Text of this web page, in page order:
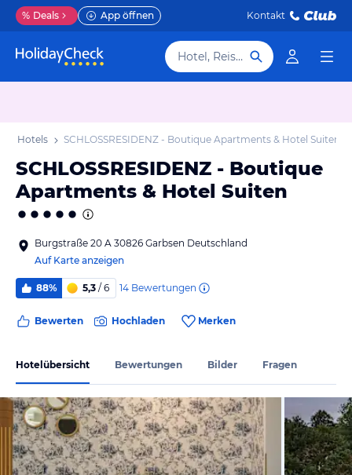
% Deals App öffnen Kontakt
Hotel, Reiseziel
Hotels SCHLOSSRESIDENZ - Boutique Apartments & Hotel Suiten
SCHLOSSRESIDENZ - Boutique
Apartments & Hotel Suiten
Burgstraße 20 A 30826 Garbsen Deutschland
Auf Karte anzeigen
88% 5,3 / 6 14 Bewertungen
Bewerten Hochladen Merken
Hotelübersicht Bewertungen Bilder Fragen